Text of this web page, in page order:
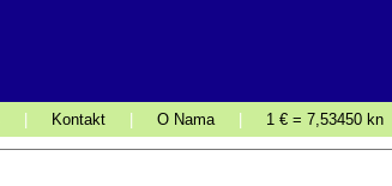
Kontakt O Nama 1 € = 7,53450 kn